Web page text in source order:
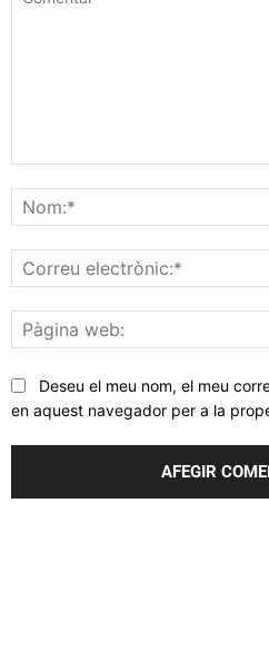
Deseu el meu nom, el meu
en aquest navegador per a la